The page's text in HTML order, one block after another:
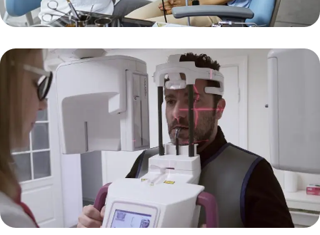
Endoskopija
Skaityti plačiau